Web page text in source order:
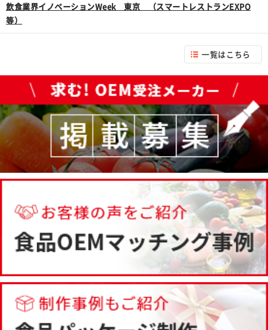
飲食業界イノベーションWeek 東京 （スマートレストランEXPO
等）
一覧はこちら